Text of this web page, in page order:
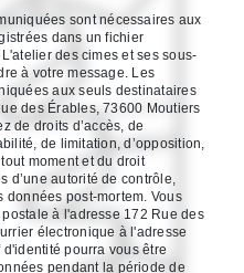
sont nécessaires aux
dans un fichier
des cimes et ses sous-
à votre message. Les
aux seuls destinataires
des Érables, 73600 Moutiers
de droits d’accès, de
de limitation, d’opposition,
moment et du droit
d’une autorité de contrôle,
données post-mortem. Vous
à l'adresse 172 Rue des
électronique à l'adresse
pourra vous être
pendant la période de